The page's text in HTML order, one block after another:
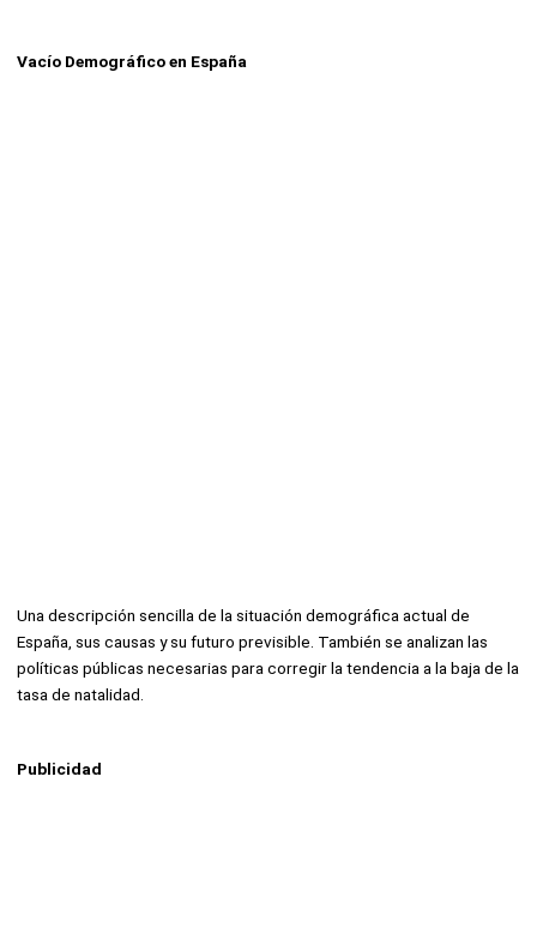
Vacío Demográfico en España
Una descripción sencilla de la situación demográfica actual de
España, sus causas y su futuro previsible. También se analizan las
políticas públicas necesarias para corregir la tendencia a la baja de la
tasa de natalidad.
Publicidad